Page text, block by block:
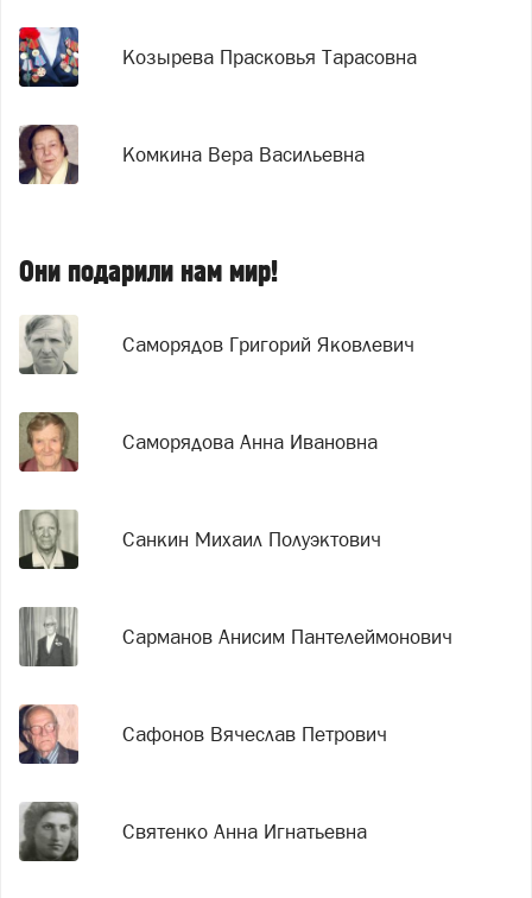
Козырева Прасковья Тарасовна
Комкина Вера Васильевна
Они подарили нам мир!
Саморядов Григорий Яковлевич
Саморядова Анна Ивановна
Санкин Михаил Полуэктович
Сарманов Анисим Пантелеймонович
Сафонов Вячеслав Петрович
Святенко Анна Игнатьевна